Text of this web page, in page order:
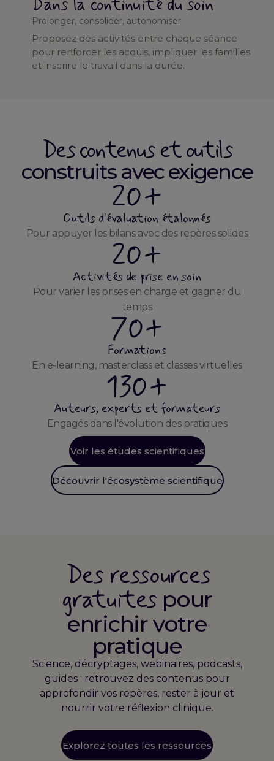
Dans la continuité du soin
Prolonger, consolider, autonomiser
Proposez des activités entre chaque séance
pour renforcer les acquis, impliquer les familles
et inscrire le travail dans la durée.
Des contenus et outils
construits avec exigence
20+
Outils d'évaluation étalonnés
Pour appuyer les bilans avec des repères solides
20+
Activités de prise en soin
Pour varier les prises en charge et gagner du
temps
70+
Formations
En e-learning, masterclass et classes virtuelles
130+
Auteurs, experts et formateurs
Engagés dans l'évolution des pratiques
Voir les études scientifiques
Découvrir l'écosystème scientifique
Des ressources
gratuites pour
enrichir votre
pratique
Science, décryptages, webinaires, podcasts,
guides : retrouvez des contenus pour
approfondir vos repères, rester à jour et
nourrir votre réflexion clinique.
Explorez toutes les ressources